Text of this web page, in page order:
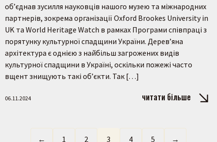
об’єднав зусилля науковців нашого музею та міжнародних
партнерів, зокрема організації Oxford Brookes University in
UK та World Heritage Watch в рамках Програми співпраці з
порятунку культурної спадщини України. Дерев’яна
архітектура є однією з найбільш загрожених видів
культурної спадщини в Україні, оскільки пожежі часто
вщент знищують такі об’єкти. Так […]
06.11.2024 читати більше
← 1 2 3 4 5 →